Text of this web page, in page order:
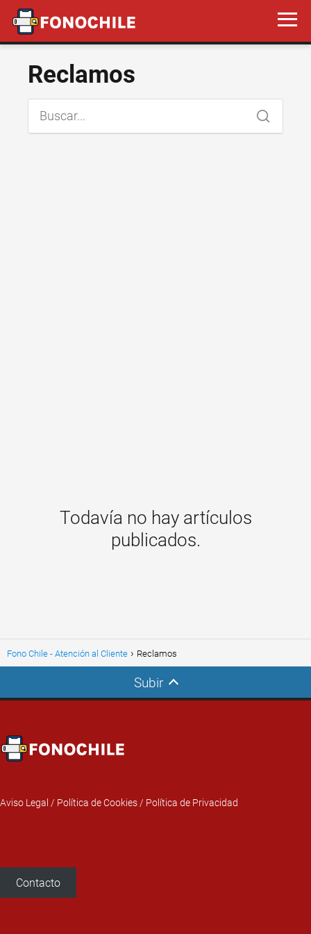
Reclamos
Todavía no hay artículos
publicados.
Fono Chile - Atención al Cliente Reclamos
Subir
Aviso Legal / Política de Cookies/ Política de Privacidad
Contacto